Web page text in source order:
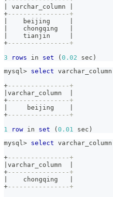
varchar_column
+----------------+
    beijing
    chongqing
    tianjin
+----------------+
3
rows in set ( 0.02 sec )
mysql> select varchar_column
+----------------+
varchar_column
+----------------+
     beijing
+----------------+
1
row in set ( 0.01 sec )
mysql> select varchar_column
+----------------+
varchar_column
+----------------+
    chongqing
+----------------+